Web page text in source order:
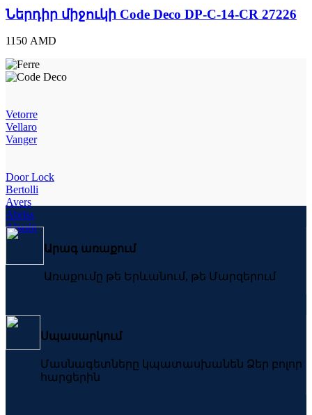
Ներդիր միջուկի Code Deco DP-C-14-CR 27226
1150 AMD
Vetorre
Vellaro
Vanger
Door Lock
Bertolli
Avers
Abriss
Abasin
Արագ առաքում
Առաքումը թե Երևանում, թե Մարզերում
Սպասարկում
Մասնագետները կպատասխանեն Ձեր բոլոր
հարցերին